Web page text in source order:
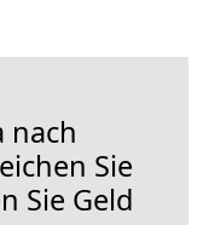
nach
Sie
Sie Geld